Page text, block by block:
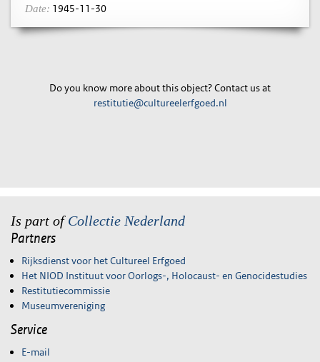
Date: 1945-11-30
Do you know more about this object? Contact us at
restitutie@cultureelerfgoed.nl
Is part ofCollectie Nederland
Partners
Rijksdienst voor het Cultureel Erfgoed
Het NIOD Instituut voor Oorlogs-, Holocaust- en Genocidestudies
Restitutiecommissie
Museumvereniging
Service
E-mail